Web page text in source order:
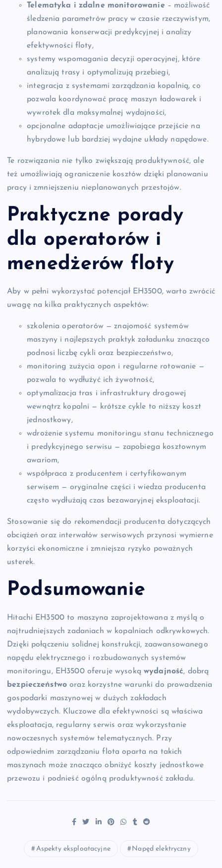
Telematyka i zdalne monitorowanie– możliwość
śledzenia parametrów pracy w czasie rzeczywistym,
planowania konserwacji predykcyjnej i analizy
efektywności floty,
systemy wspomagania decyzji operacyjnej, które
analizują trasy i optymalizują przebiegi,
integracja z systemami zarządzania kopalnią, co
pozwala koordynować pracę maszyn ładowarek i
wywrotek dla maksymalnej wydajności,
opcjonalne adaptacje umożliwiające przejście na
hybrydowe lub bardziej wydajne układy napędowe.
Te rozwiązania nie tylko zwiększają produktywność, ale
też umożliwiają ograniczenie kosztów dzięki planowaniu
pracy i zmniejszeniu nieplanowanych przestojów.
Praktyczne porady
dla operatorów i
menedżerów floty
Aby w pełni wykorzystać potencjał EH3500, warto zwrócić
uwagę na kilka praktycznych aspektów:
szkolenia operatorów — znajomość systemów
maszyny i najlepszych praktyk załadunku znacząco
podnosi liczbę cykli oraz bezpieczeństwo,
monitoring zużycia opon i regularne rotowanie —
pozwala to wydłużyć ich żywotność,
optymalizacja tras i infrastruktury drogowej
wewnątrz kopalni — krótsze cykle to niższy koszt
jednostkowy,
wdrożenie systemu monitoringu stanu technicznego
i predykcyjnego serwisu — zapobiega kosztownym
awariom,
współpraca z producentem i certyfikowanym
serwisem — oryginalne części i wiedza producenta
często wydłużają czas bezawaryjnej eksploatacji.
Stosowanie się do rekomendacji producenta dotyczących
obciążeń oraz interwałów serwisowych przynosi wymierne
korzyści ekonomiczne i zmniejsza ryzyko poważnych
usterek.
Podsumowanie
Hitachi EH3500 to maszyna zaprojektowana z myślą o
najtrudniejszych zadaniach w kopalniach odkrywkowych.
Dzięki połączeniu solidnej konstrukcji, zaawansowanego
napędu elektrycznego i rozbudowanych systemów
monitoringu, EH3500 oferuje wysokąwydajność, dobrą
bezpieczeństwo oraz korzystne warunki do prowadzenia
gospodarki maszynowej w dużych zakładach
wydobywczych. Kluczowe dla efektywności są właściwa
eksploatacja, regularny serwis oraz wykorzystanie
nowoczesnych systemów telematycznych. Przy
odpowiednim zarządzaniu flota oparta na takich
maszynach może znacząco obniżyć koszty jednostkowe
przewozu i podnieść ogólną produktywność zakładu.
Aspekty eksploatacyjne Napęd elektryczny